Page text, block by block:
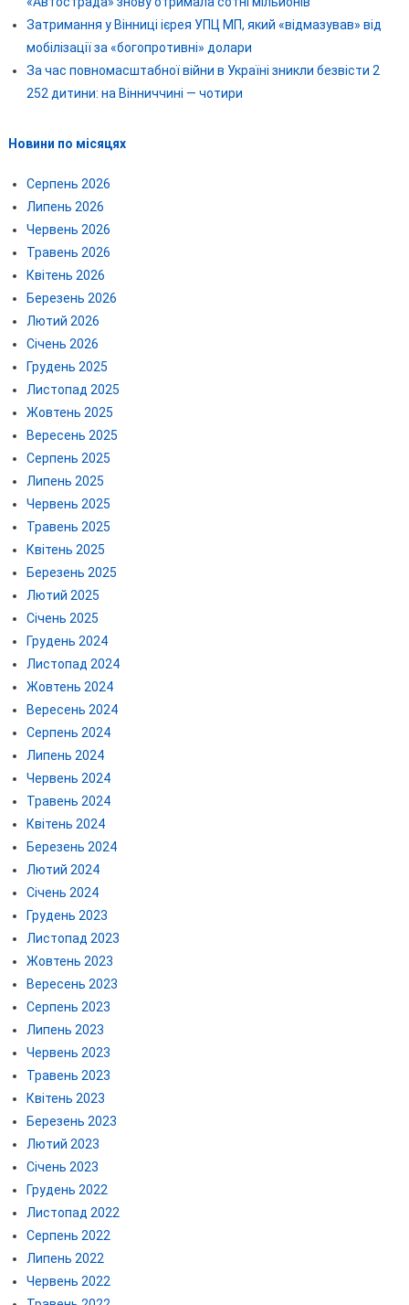
Затримання у Вінниці ієрея УПЦ МП, який «відмазував» від
мобілізації за «богопротивні» долари
За час повномасштабної війни в Україні зникли безвісти 2
252 дитини: на Вінниччині — чотири
Новини по місяцях
Серпень 2026
Липень 2026
Червень 2026
Травень 2026
Квітень 2026
Березень 2026
Лютий 2026
Січень 2026
Грудень 2025
Листопад 2025
Жовтень 2025
Вересень 2025
Серпень 2025
Липень 2025
Червень 2025
Травень 2025
Квітень 2025
Березень 2025
Лютий 2025
Січень 2025
Грудень 2024
Листопад 2024
Жовтень 2024
Вересень 2024
Серпень 2024
Липень 2024
Червень 2024
Травень 2024
Квітень 2024
Березень 2024
Лютий 2024
Січень 2024
Грудень 2023
Листопад 2023
Жовтень 2023
Вересень 2023
Серпень 2023
Липень 2023
Червень 2023
Травень 2023
Квітень 2023
Березень 2023
Лютий 2023
Січень 2023
Грудень 2022
Листопад 2022
Серпень 2022
Липень 2022
Червень 2022